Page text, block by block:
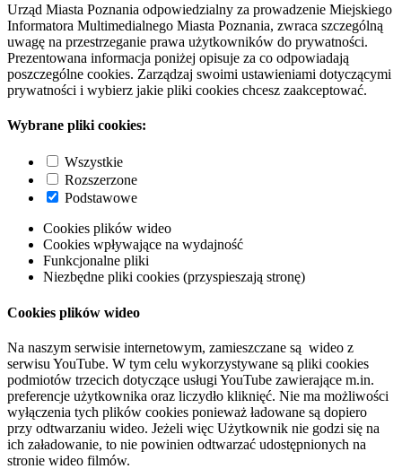
Urząd Miasta Poznania odpowiedzialny za prowadzenie Miejskiego
Informatora Multimedialnego Miasta Poznania, zwraca szczególną
uwagę na przestrzeganie prawa użytkowników do prywatności.
Prezentowana informacja poniżej opisuje za co odpowiadają
poszczególne cookies. Zarządzaj swoimi ustawieniami dotyczącymi
prywatności i wybierz jakie pliki cookies chcesz zaakceptować.
Wybrane pliki cookies:
Wszystkie
Rozszerzone
Podstawowe
Cookies plików wideo
Cookies wpływające na wydajność
Funkcjonalne pliki
Niezbędne pliki cookies (przyspieszają stronę)
Cookies plików wideo
Na naszym serwisie internetowym, zamieszczane są wideo z
serwisu YouTube. W tym celu wykorzystywane są pliki cookies
podmiotów trzecich dotyczące usługi YouTube zawierające m.in.
preferencje użytkownika oraz liczydło kliknięć. Nie ma możliwości
wyłączenia tych plików cookies ponieważ ładowane są dopiero
przy odtwarzaniu wideo. Jeżeli więc Użytkownik nie godzi się na
ich załadowanie, to nie powinien odtwarzać udostępnionych na
stronie wideo filmów.